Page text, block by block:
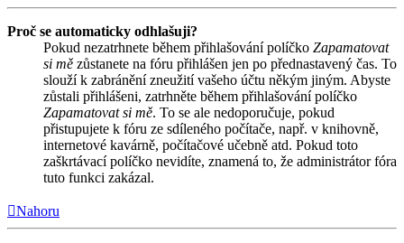
Proč se automaticky odhlašuji?
Pokud nezatrhnete během přihlašování políčko Zapamatovat
si mě zůstanete na fóru přihlášen jen po přednastavený čas. To
slouží k zabránění zneužití vašeho účtu někým jiným. Abyste
zůstali přihlášeni, zatrhněte během přihlašování políčko
Zapamatovat si mě. To se ale nedoporučuje, pokud
přistupujete k fóru ze sdíleného počítače, např. v knihovně,
internetové kavárně, počítačové učebně atd. Pokud toto
zaškrtávací políčko nevidíte, znamená to, že administrátor fóra
tuto funkci zakázal.
Nahoru